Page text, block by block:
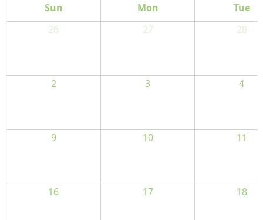
Sun Mon
Tue
26
27 28
2 3 4
9 10 11
16 17 18